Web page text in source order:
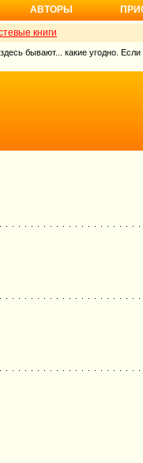
АВТОРЫ
книги
бывают... какие угодно. Если